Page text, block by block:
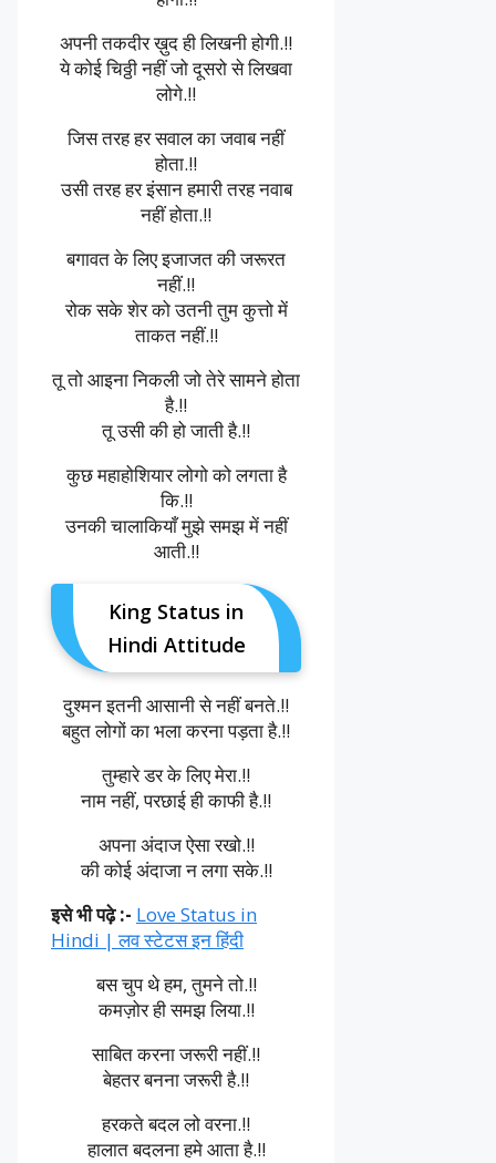
अपनी तकदीर ख़ुद ही लिखनी होगी.!!
ये कोई चिठ्ठी नहीं जो दूसरो से लिखवा
लोगे.!!
जिस तरह हर सवाल का जवाब नहीं
होता.!!
उसी तरह हर इंसान हमारी तरह नवाब
नहीं होता.!!
बगावत के लिए इजाजत की जरूरत
नहीं.!!
रोक सके शेर को उतनी तुम कुत्तो में
ताकत नहीं.!!
तू तो आइना निकली जो तेरे सामने होता
है.!!
तू उसी की हो जाती है.!!
कुछ महाहोशियार लोगो को लगता है
कि.!!
उनकी चालाकियाँ मुझे समझ में नहीं
आती.!!
King Status in
Hindi Attitude
दुश्मन इतनी आसानी से नहीं बनते.!!
बहुत लोगों का भला करना पड़ता है.!!
तुम्हारे डर के लिए मेरा.!!
नाम नहीं, परछाई ही काफी है.!!
अपना अंदाज ऐसा रखो.!!
की कोई अंदाजा न लगा सके.!!
इसे भी पढ़े :- Love Status in
Hindi | लव स्टेटस इन हिंदी
बस चुप थे हम, तुमने तो.!!
कमज़ोर ही समझ लिया.!!
साबित करना जरूरी नहीं.!!
बेहतर बनना जरूरी है.!!
हरकते बदल लो वरना.!!
हालात बदलना हमे आता है.!!